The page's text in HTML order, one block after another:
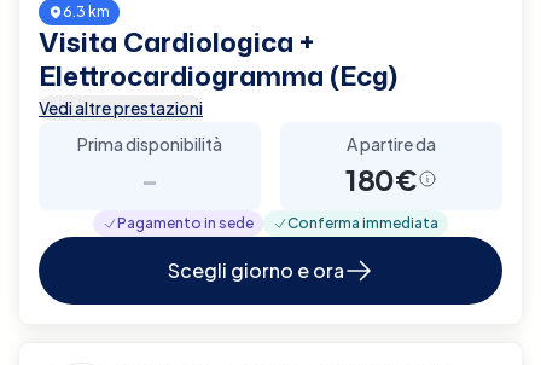
6.3 km
Visita Cardiologica +
Elettrocardiogramma (Ecg)
Vedi altre prestazioni
Prima disponibilità
-
A partire da
180€
Pagamento in sede Conferma immediata
Scegli giorno e ora